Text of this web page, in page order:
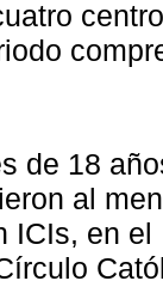
de 18
al
ICIs, en